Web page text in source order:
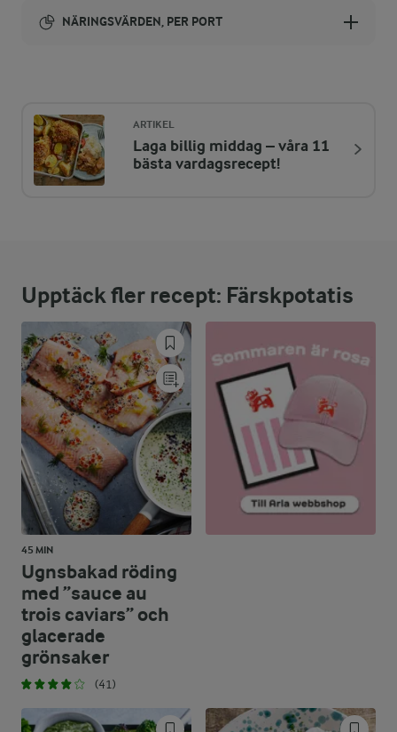
NÄRINGSVÄRDEN, PER PORT
ENERGIDISTRIBUTION %
NÄRINGSVÄRDEN PER PORT
Fett:
42,2 %
27,8 g
Kolhydrater:
52,8 %
75,8 g
ARTIKEL
Laga billig middag – våra 11
bästa vardagsrecept!
Upptäck fler recept: Färskpotatis
45 MIN
Ugnsbakad röding
med ”sauce au
trois caviars” och
glacerade
grönsaker
(41)